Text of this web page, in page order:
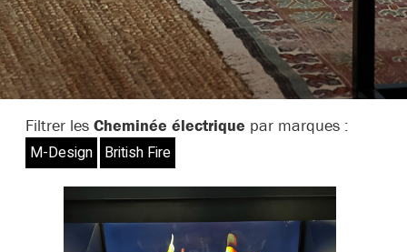
Filtrer lesCheminée électrique par marques :
M-Design British Fire